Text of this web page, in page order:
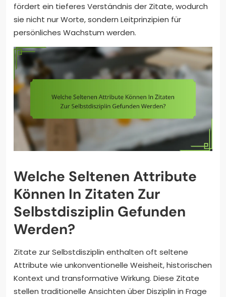
fördert ein tieferes Verständnis der Zitate, wodurch
sie nicht nur Worte, sondern Leitprinzipien für
persönliches Wachstum werden.
Welche Seltenen Attribute
Können In Zitaten Zur
Selbstdisziplin Gefunden
Werden?
Zitate zur Selbstdisziplin enthalten oft seltene
Attribute wie unkonventionelle Weisheit, historischen
Kontext und transformative Wirkung. Diese Zitate
stellen traditionelle Ansichten über Disziplin in Frage